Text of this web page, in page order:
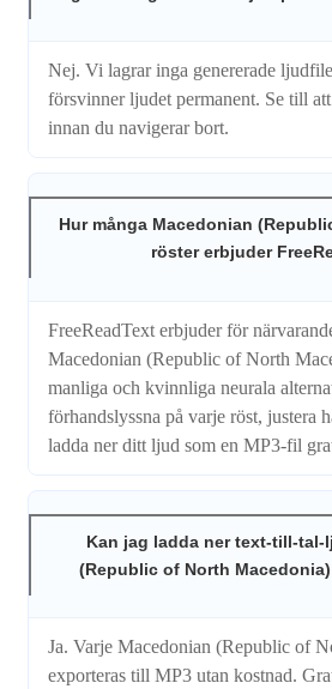
Nej. Vi lagrar inga genererade
försvinner ljudet permanent. Se till
innan du navigerar bort.
Hur många Macedonian
röster erbjuder
FreeReadText erbjuder för
Macedonian (Republic of North
manliga och kvinnliga neurala
förhandslyssna på varje röst, justera
ladda ner ditt ljud som en MP3-fil
Kan jag ladda ner text-till-tal-
(Republic of North
Ja. Varje Macedonian (Republic of
exporteras till MP3 utan kostnad.